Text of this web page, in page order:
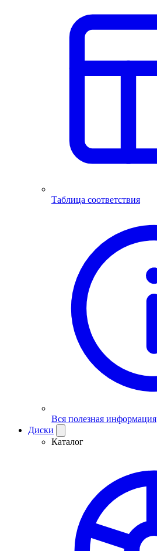
Таблица соответствия
Вся полезная информация
Диски
Каталог